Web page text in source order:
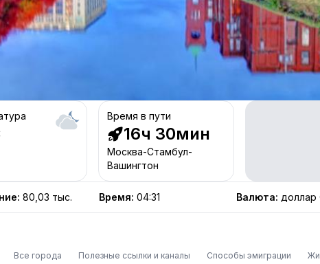
Время в пути
16ч 30мин
Москва-Стамбул-
Вашингтон
: 80,03 тыс. Время: 04:31 Валюта:
Все города Полезные ссылки и каналы Способы эмиграции